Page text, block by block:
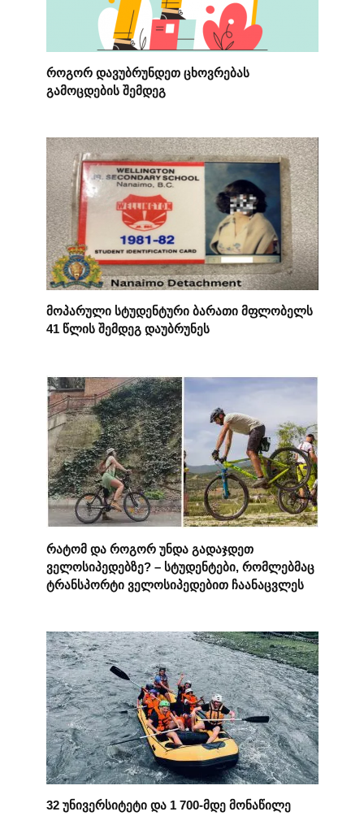
როგორ დავუბრუნდეთ ცხოვრებას
გამოცდების შემდეგ
მოპარული სტუდენტური ბარათი მფლობელს
41 წლის შემდეგ დაუბრუნეს
რატომ და როგორ უნდა გადაჯდეთ
ველოსიპედებზე? – სტუდენტები, რომლებმაც
ტრანსპორტი ველოსიპედებით ჩაანაცვლეს
32 უნივერსიტეტი და 1 700-მდე მონაწილე